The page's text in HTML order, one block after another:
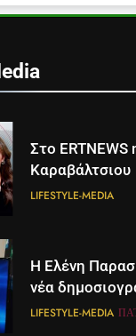
LIFESTYLE-MEDIA
Στο ERTNEWS
Καραβάλτσιου
LIFESTYLE-MEDIA
Η Ελένη
νέα
του ΣΚΑΪ στην
LIFESTYLE-MEDIA